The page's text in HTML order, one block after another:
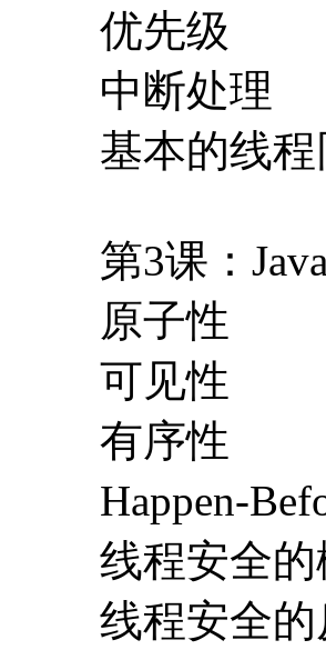
优先级
中断处理
基本的线
第3课：
原子性
可见性
有序性
Happen-
线程安全的
线程安全的